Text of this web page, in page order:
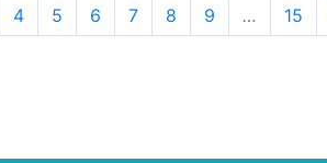
4 5 6 7 8 9 … 15